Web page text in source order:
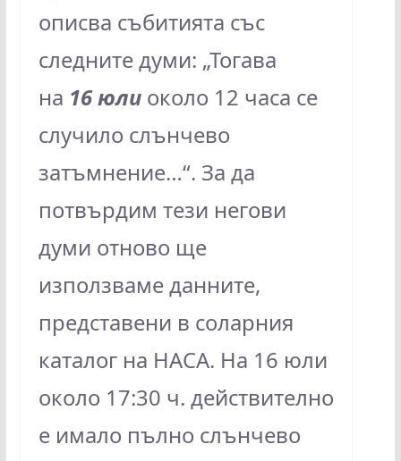
описва събитията със
следните думи: „Тогава
на 16 юлиоколо 12 часа се
случило слънчево
затъмнение…“. За да
потвърдим тези негови
думи отново ще
използваме данните,
представени в соларния
каталог на НАСА. На 16 юли
около 17:30 ч. действително
е имало пълно слънчево